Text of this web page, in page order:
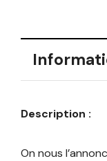
Description :
On nous